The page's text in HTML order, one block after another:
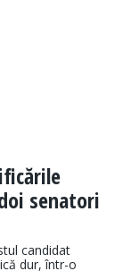
senatori
candidat
dur, într-o